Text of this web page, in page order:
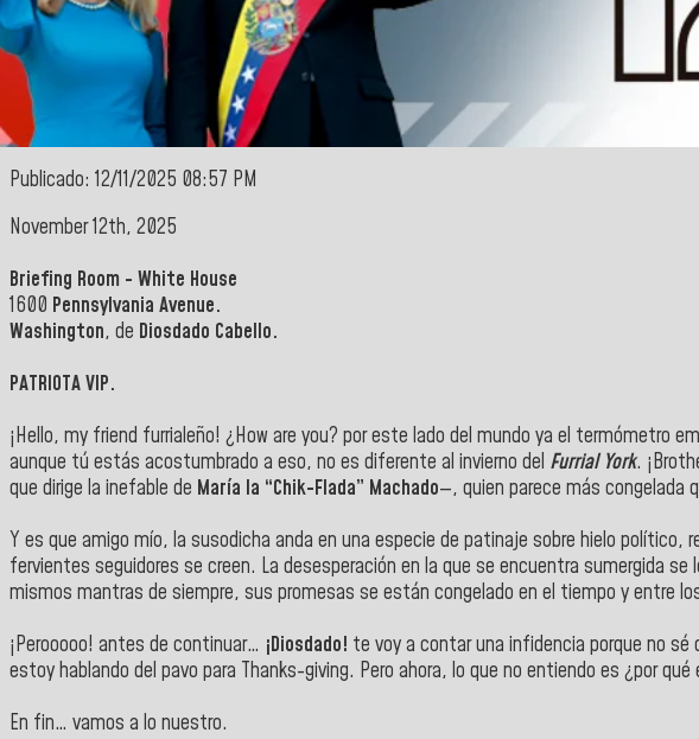
Publicado: 12/11/2025 08:57 PM
November 12th, 2025
Briefing Room - White House
1600 Pennsylvania Avenue.
Washington, de Diosdado Cabello.
PATRIOTA VIP.
¡Hello, my friend furrialeño! ¿How are you? por este lado del mundo ya el termómetro
aunque tú estás acostumbrado a eso, no es diferente al invierno del Furrial York.
que dirige la inefable de María la “Chik-Flada” Machado—, quien parece más congelada
Y es que amigo mío, la susodicha anda en una especie de patinaje sobre hielo
fervientes seguidores se creen. La desesperación en la que se encuentra sumergida
mismos mantras de siempre, sus promesas se están congelado en el tiempo y entre
¡Perooooo! antes de continuar… ¡Diosdado! te voy a contar una infidencia porque no
estoy hablando del pavo para Thanks-giving. Pero ahora, lo que no entiendo es ¿por qué
En fin… vamos a lo nuestro.